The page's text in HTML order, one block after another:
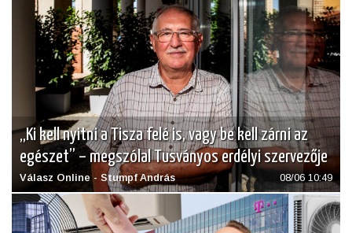
„Ki kell nyitni a Tisza felé is, vagy be kell zárni az
egészet” – megszólal Tusványos erdélyi szervezője
Válasz Online - Stumpf András 08/06 10:49